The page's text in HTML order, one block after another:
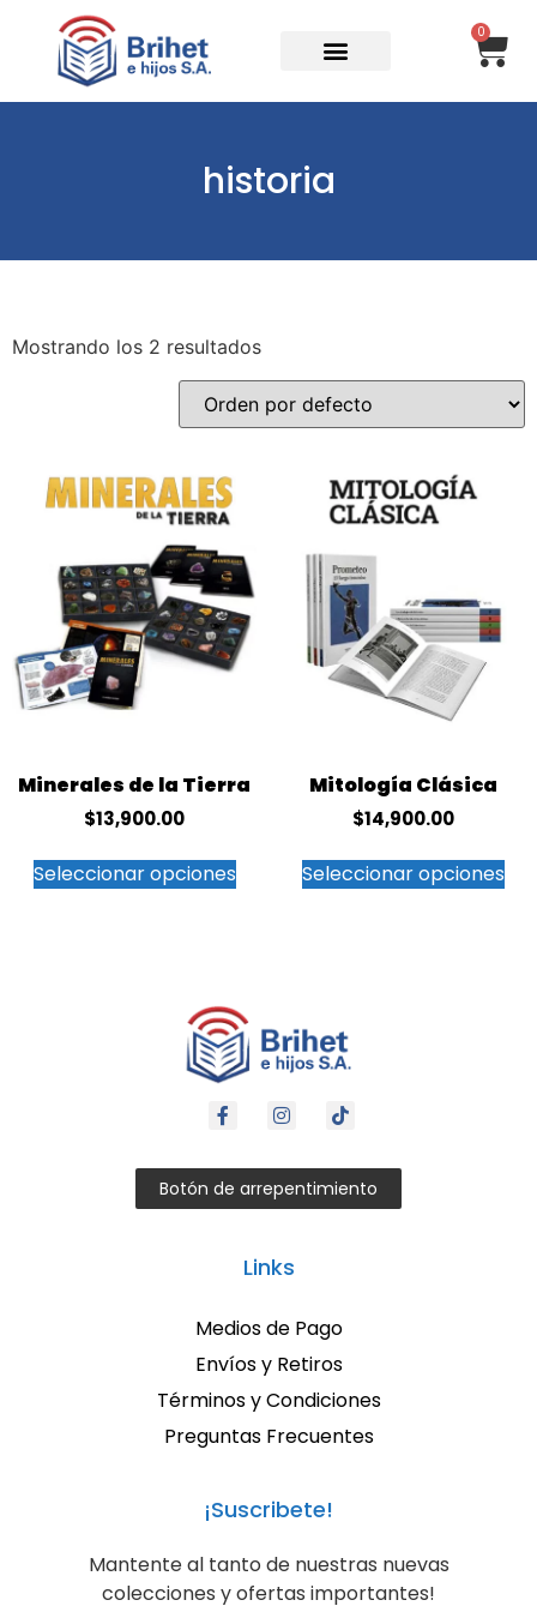
0
historia
Mostrando los 2 resultados
Minerales de la Tierra
$13,900.00
Seleccionar opciones
Mitología Clásica
$14,900.00
Seleccionar opciones
Botón de arrepentimiento
Links
Medios de Pago
Envíos y Retiros
Términos y Condiciones
Preguntas Frecuentes
¡Suscribete!
Mantente al tanto de nuestras nuevas
colecciones y ofertas importantes!